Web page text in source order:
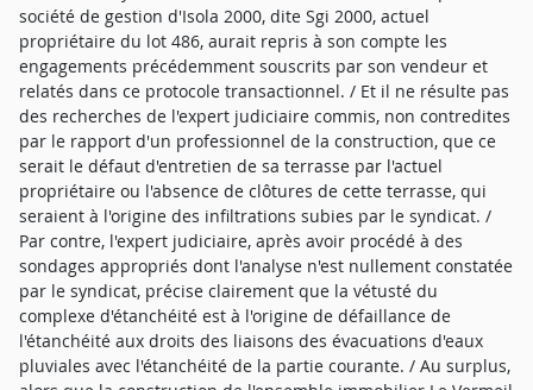
société de gestion d'Isola 2000, dite Sgi 2000, actuel
propriétaire du lot 486, aurait repris à son compte les
engagements précédemment souscrits par son vendeur et
relatés dans ce protocole transactionnel. / Et il ne résulte pas
des recherches de l'expert judiciaire commis, non contredites
par le rapport d'un professionnel de la construction, que ce
serait le défaut d'entretien de sa terrasse par l'actuel
propriétaire ou l'absence de clôtures de cette terrasse, qui
seraient à l'origine des infiltrations subies par le syndicat. /
Par contre, l'expert judiciaire, après avoir procédé à des
sondages appropriés dont l'analyse n'est nullement constatée
par le syndicat, précise clairement que la vétusté du
complexe d'étanchéité est à l'origine de défaillance de
l'étanchéité aux droits des liaisons des évacuations d'eaux
pluviales avec l'étanchéité de la partie courante. / Au surplus,